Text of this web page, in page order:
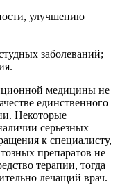
улучшению
заболеваний;
медицины не
единственного
Некоторые
серьезных
к специалисту,
препаратов не
терапии, тогда
лечащий врач.